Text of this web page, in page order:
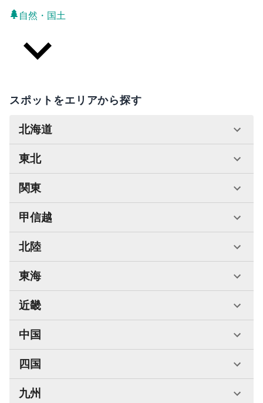
自然・国土
スポットをエリアから探す
北海道
東北
関東
甲信越
北陸
東海
近畿
中国
四国
九州